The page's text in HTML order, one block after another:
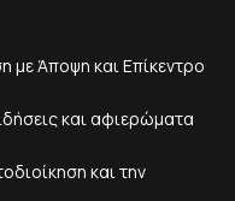
με Άποψη και Επίκεντρο
και αφιερώματα
και την